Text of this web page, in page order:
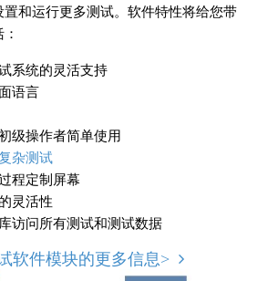
和运行更多测试。软件特性将给您带
系统的灵活支持
语言
级操作者简单使用
杂测试
程定制屏幕
灵活性
访问所有测试和测试数据
软件模块的更多信息>